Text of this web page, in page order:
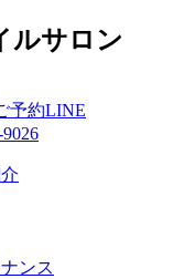
ルサロン
ンス